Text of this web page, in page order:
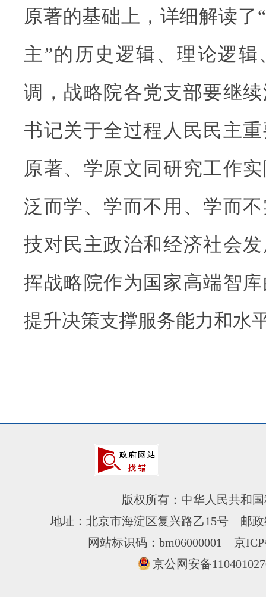
原著的基础上，详细解读了
主”的历史逻辑、理论逻
调，战略院各党支部要继
书记关于全过程人民民主
原著、学原文同研究工作
泛而学、学而不用、学而
技对民主政治和经济社会
挥战略院作为国家高端智
提升决策支撑服务能力和水
版权所有：中华人民共和
地址：北京市海淀区复兴路乙15号 邮
网站标识码：bm06000001 京
京公网安备